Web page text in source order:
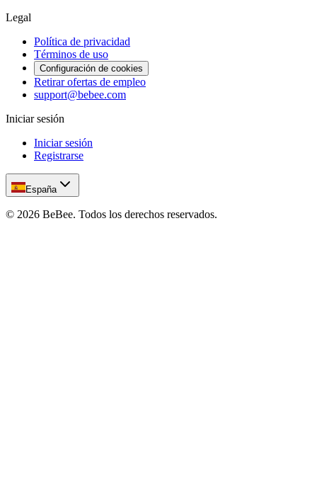
Legal
Política de privacidad
Términos de uso
Configuración de cookies
Retirar ofertas de empleo
support@bebee.com
Iniciar sesión
Iniciar sesión
Registrarse
España
© 2026 BeBee. Todos los derechos reservados.